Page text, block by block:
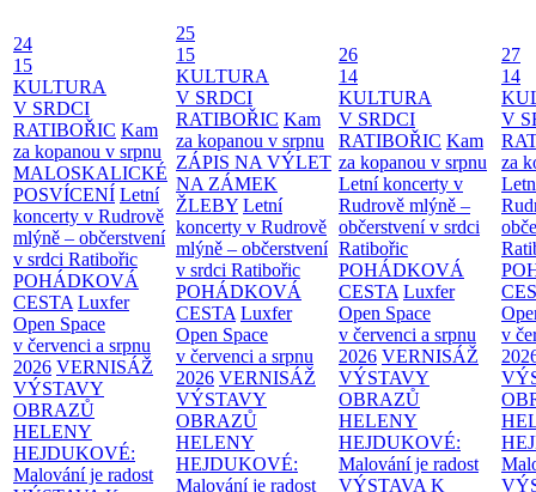
24
15
KULTURA
V SRDCI
RATIBOŘIC Kam
za kopanou v srpnu
MALOSKALICKÉ
POSVÍCENÍ Letní
koncerty v Rudrově
mlýně – občerstvení
v srdci Ratibořic
POHÁDKOVÁ
CESTA Luxfer
Open Space
v červenci a srpnu
2026 VERNISÁŽ
VÝSTAVY
OBRAZŮ
HELENY
HEJDUKOVÉ:
Malování je radost
25
15
KULTURA
V SRDCI
RATIBOŘIC Kam
za kopanou v srpnu
ZÁPIS NA VÝLET
NA ZÁMEK
ŽLEBY Letní
koncerty v Rudrově
mlýně – občerstvení
v srdci Ratibořic
POHÁDKOVÁ
CESTA Luxfer
Open Space
v červenci a srpnu
2026 VERNISÁŽ
VÝSTAVY
OBRAZŮ
HELENY
HEJDUKOVÉ:
Malování je radost
26
14
KULTURA
V SRDCI
RATIBOŘIC Kam
za kopanou v srpnu
Letní koncerty v
Rudrově mlýně –
občerstvení v srdci
Ratibořic
POHÁDKOVÁ
CESTA Luxfer
Open Space
v červenci a srpnu
2026 VERNISÁŽ
VÝSTAVY
OBRAZŮ
HELENY
HEJDUKOVÉ:
Malování je radost
VÝSTAVA K
27
14
V
za
v